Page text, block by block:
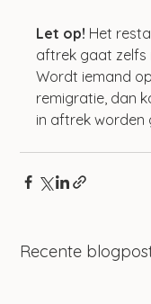
Let op! Het
aftrek gaat zelfs
Wordt iemand
remigratie, dan
in aftrek worden
Recente